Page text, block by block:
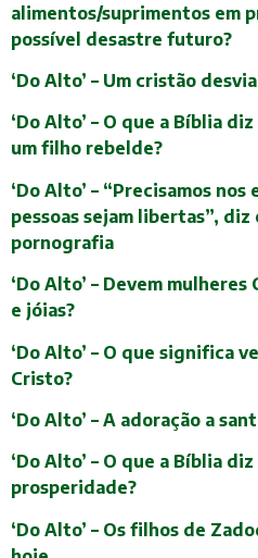
alimentos/suprimentos em
possível desastre futuro?
‘Do Alto’ – Um cristão
‘Do Alto’ – O que a Bíblia
um filho rebelde?
‘Do Alto’ – “Precisamos
pessoas sejam libertas”,
pornografia
‘Do Alto’ – Devem
e jóias?
‘Do Alto’ – O que significa
Cristo?
‘Do Alto’ – A adoração a
‘Do Alto’ – O que a Bíblia
prosperidade?
‘Do Alto’ – Os filhos de